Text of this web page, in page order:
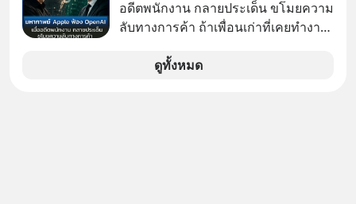
อดีตพนักงาน กลายประเด็น ขโมยความ
ลับทางการค้า ถ้าเพื่อนเก่าที่เคยทำงาน
เก่าที่เขาเคยทำไว้ ตอนยังอยู่บริษัท
ดูทั้งหมด